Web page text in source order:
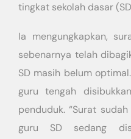
tingkat sekolah dasar
Ia mengungkapkan,
sebenarnya telah
SD masih belum
guru tengah
penduduk. “Surat
guru SD sedang